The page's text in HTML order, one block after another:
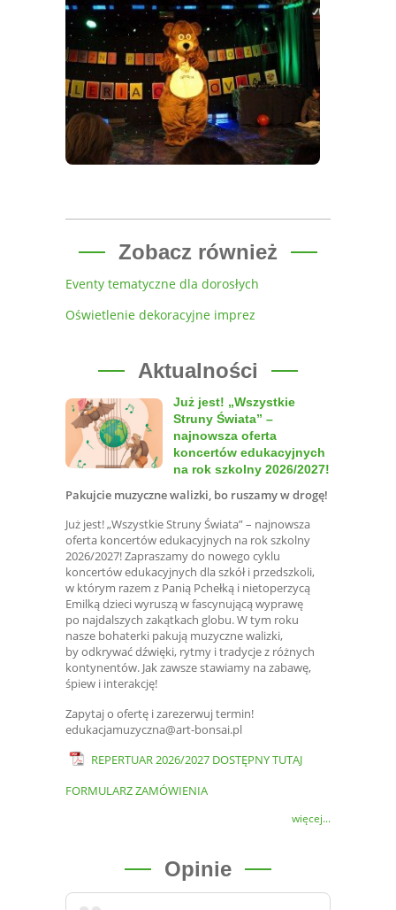
Zobacz również
Eventy tematyczne dla dorosłych
Oświetlenie dekoracyjne imprez
Aktualności
Już jest! „Wszystkie
Struny Świata” –
najnowsza oferta
koncertów edukacyjnych
na rok szkolny 2026/2027!
Pakujcie muzyczne walizki, bo ruszamy w drogę!
Już jest! „Wszystkie Struny Świata” – najnowsza
oferta koncertów edukacyjnych na rok szkolny
2026/2027! Zapraszamy do nowego cyklu
koncertów edukacyjnych dla szkół i przedszkoli,
w którym razem z Panią Pchełką i nietoperzycą
Emilką dzieci wyruszą w fascynującą wyprawę
po najdalszych zakątkach globu. W tym roku
nasze bohaterki pakują muzyczne walizki,
by odkrywać dźwięki, rytmy i tradycje z różnych
kontynentów. Jak zawsze stawiamy na zabawę,
śpiew i interakcję!
Zapytaj o ofertę i zarezerwuj termin!
edukacjamuzyczna@art-bonsai.pl
REPERTUAR 2026/2027 DOSTĘPNY TUTAJ
FORMULARZ ZAMÓWIENIA
więcej...
Opinie